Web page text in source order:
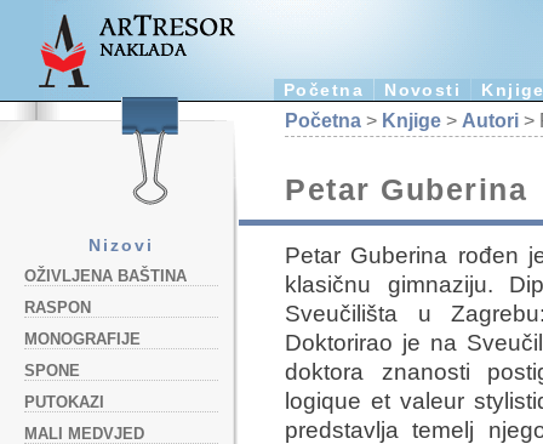
Početna Novosti
Nizovi
OŽIVLJENA BAŠTINA
RASPON
MONOGRAFIJE
SPONE
PUTOKAZI
MALI MEDVJED
Početna > Knjige > Autori >
Petar Guberina
Petar Guberina rođen
klasičnu gimnaziju.
Sveučilišta u
Doktorirao je na
doktora znanosti
logique et valeur
predstavlja temelj